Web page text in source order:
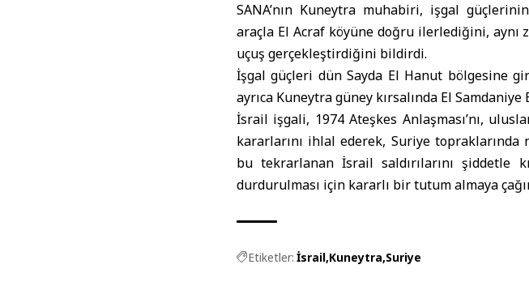
SANA’nın Kuneytra muhabiri, işgal
araçla El Acraf köyüne doğru ilerlediğini, aynı
uçuş gerçekleştirdiğini bildirdi.
İşgal güçleri dün Sayda El Hanut bölgesine
ayrıca Kuneytra güney kırsalında El
İsrail işgali, 1974 Ateşkes Anlaşması’nı,
kararlarını ihlal ederek, Suriye
bu tekrarlanan İsrail saldırılarını şiddetle
durdurulması için kararlı bir tutum almaya
Etiketler: İsrail Kuneytra Suriye